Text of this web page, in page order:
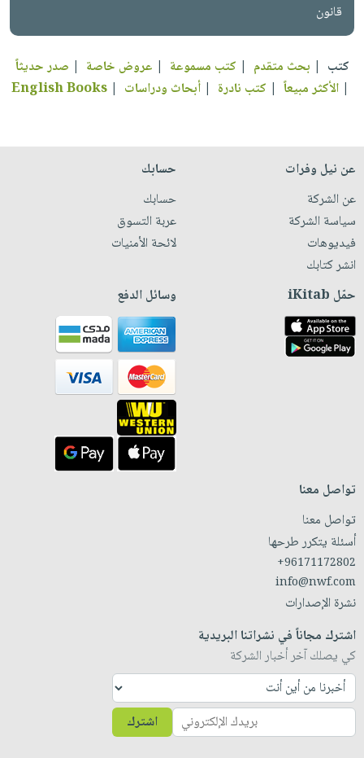
قانون
كتب | بحث متقدم | كتب مسموعة | عروض خاصة | صدر حديثاً
| الأكثر مبيعاً | كتب نادرة | أبحاث ودراسات |
English Books
عن نيل وفرات
عن الشركة
سياسة الشركة
فيديوهات
انشر كتابك
حسابك
حسابك
عربة التسوق
لائحة الأمنيات
حمّل iKitab وسائل الدفع
تواصل معنا
تواصل معنا
أسئلة يتكرر طرحها
+96171172802
info@nwf.com
نشرة الإصدارات
اشترك مجاناً في نشراتنا البريدية
كي يصلك آخر أخبار الشركة
اشترك